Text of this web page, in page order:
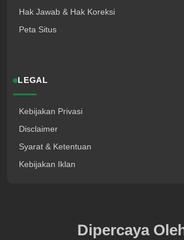
Hak Jawab & Hak Koreksi
Peta Situs
LEGAL
Kebijakan Privasi
Disclaimer
Syarat & Ketentuan
Kebijakan Iklan
Dipercaya